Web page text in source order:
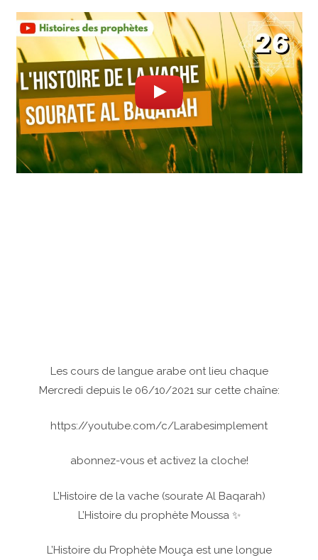
Les cours de langue arabe ont lieu chaque
Mercredi depuis le 06/10/2021 sur cette chaîne:
https://youtube.com/c/Larabesimplement
abonnez-vous et activez la cloche!
L’Histoire de la vache (sourate Al Baqarah)
L’Histoire du prophète Moussa ✨
L’Histoire du Prophète Mouça est une longue